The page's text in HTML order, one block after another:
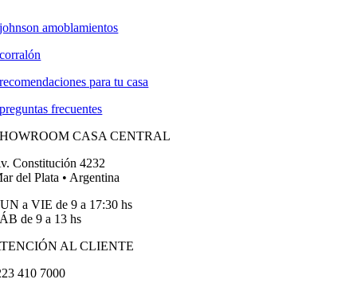
johnson amoblamientos
corralón
recomendaciones para tu casa
preguntas frecuentes
CASA CENTRAL
Constitución 4232
del Plata • Argentina
a VIE de 9 a 17:30 hs
de 9 a 13 hs
AL CLIENTE
410 7000